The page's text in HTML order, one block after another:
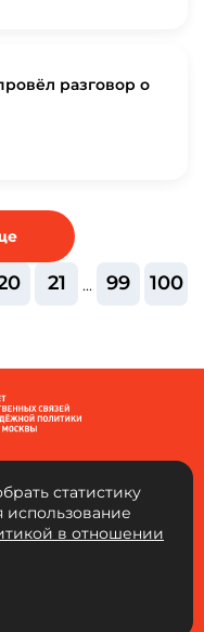
разговор о
21 ... 99 100
проезд, д. 1, к. 1,
772101001
статистику
в отношении